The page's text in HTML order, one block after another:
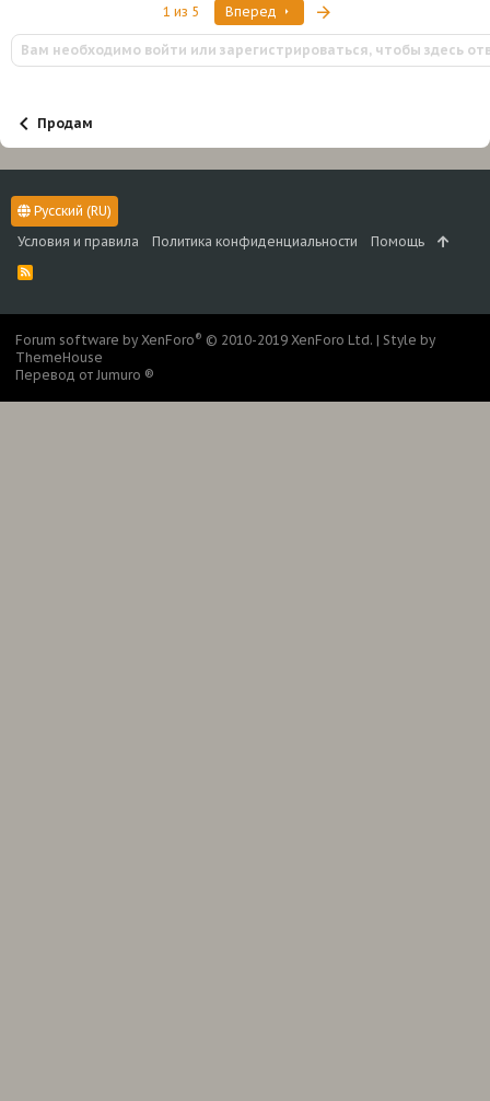
1 из 5 Вперед
Вам необходимо войти или зарегистрироваться, чтобы здесь
Продам
Русский (RU)
Условия и правила
Политика конфиденциальности Помощь
R
S
Forum software by XenForo® © 2010-2019 XenForo Ltd. | Style by
ThemeHouse
Перевод от Jumuro ®